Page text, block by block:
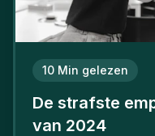
10 Min gelezen
De strafste
van 2024